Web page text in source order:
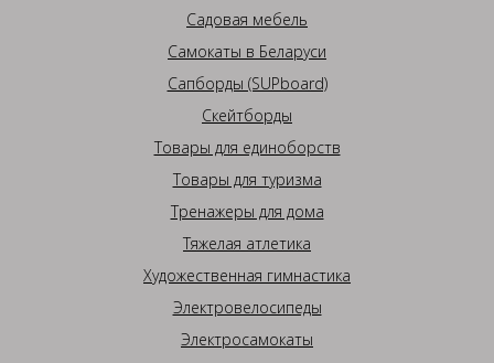
Садовая мебель
Самокаты в Беларуси
Сапборды (SUPboard)
Скейтборды
Товары для единоборств
Товары для туризма
Тренажеры для дома
Тяжелая атлетика
Художественная гимнастика
Электровелосипеды
Электросамокаты